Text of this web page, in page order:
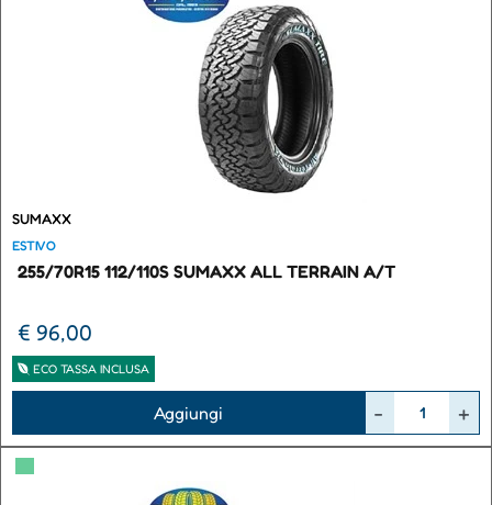
SUMAXX
ESTIVO
255/70R15 112/110S SUMAXX ALL TERRAIN A/T
€ 96,00
ECO TASSA INCLUSA
Aggiungi
▀